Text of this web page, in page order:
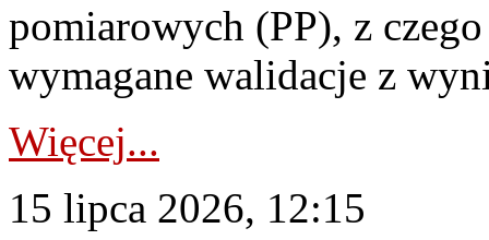
pomiarowych (PP), z
wymagane walidacje z
Więcej...
15 lipca 2026, 12:15